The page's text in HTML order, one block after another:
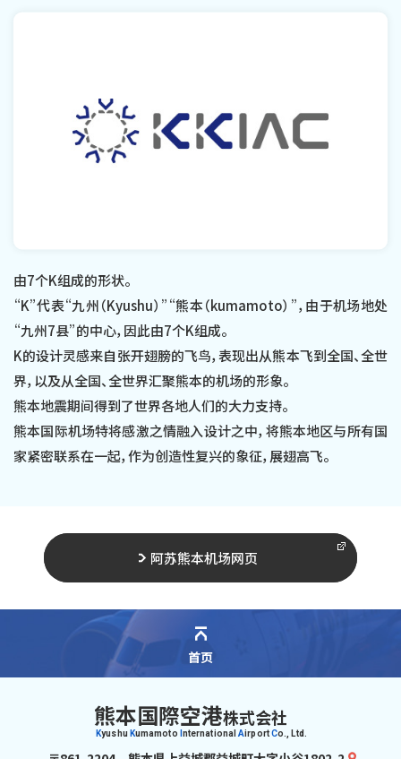
由7个K组成的形状。
“K”代表“九州（Kyushu）”“熊本（kumamoto）”，由于机场地处
“九州7县”的中心，因此由7个K组成。
K的设计灵感来自张开翅膀的飞鸟，表现出从熊本飞到全国、全世
界，以及从全国、全世界汇聚熊本的机场的形象。
熊本地震期间得到了世界各地人们的大力支持。
熊本国际机场特将感激之情融入设计之中，将熊本地区与所有国
家紧密联系在一起，作为创造性复兴的象征，展翅高飞。
阿苏熊本机场网页
首页
熊本国際空港株式会社
Kyushu Kumamoto nternationalAirportCo., Ltd.